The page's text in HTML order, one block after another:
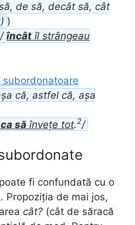
de să, decât să, cât
)
/ încât îl strângeau
că, astfel că, așa
să învețe tot.2/
fi confundată cu o
. Propoziția de mai jos,
cât? (cât de săracă